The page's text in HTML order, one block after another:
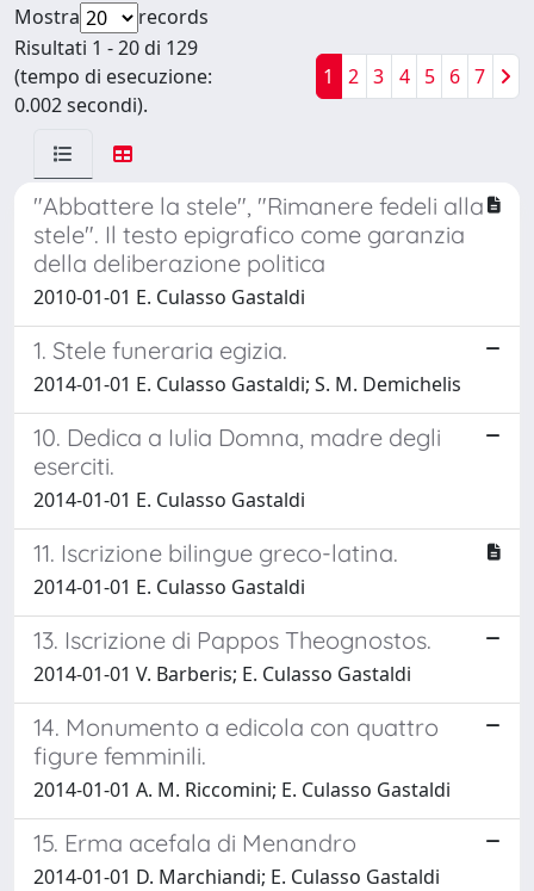
Mostra
records
Risultati 1 - 20 di 129
(tempo di esecuzione:
0.002 secondi).
1 2 3 4 5 6 7
"Abbattere la stele", "Rimanere fedeli alla
stele". Il testo epigrafico come garanzia
della deliberazione politica
2010-01-01 E. Culasso Gastaldi
1. Stele funeraria egizia.
2014-01-01 E. Culasso Gastaldi; S. M. Demichelis
10. Dedica a Iulia Domna, madre degli
eserciti.
2014-01-01 E. Culasso Gastaldi
11. Iscrizione bilingue greco-latina.
2014-01-01 E. Culasso Gastaldi
13. Iscrizione di Pappos Theognostos.
2014-01-01 V. Barberis; E. Culasso Gastaldi
14. Monumento a edicola con quattro
figure femminili.
2014-01-01 A. M. Riccomini; E. Culasso Gastaldi
15. Erma acefala di Menandro
2014-01-01 D. Marchiandi; E. Culasso Gastaldi